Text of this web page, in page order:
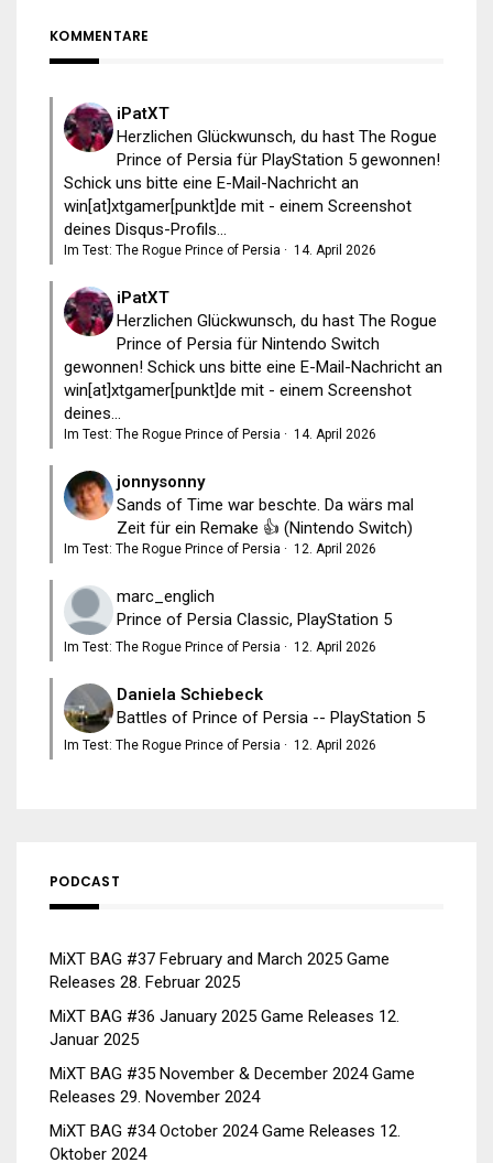
KOMMENTARE
iPatXT
Herzlichen Glückwunsch, du hast The Rogue
Prince of Persia für PlayStation 5 gewonnen!
Schick uns bitte eine E-Mail-Nachricht an
win[at]xtgamer[punkt]de mit - einem Screenshot
deines Disqus-Profils...
Im Test: The Rogue Prince of Persia · 14. April 2026
iPatXT
Herzlichen Glückwunsch, du hast The Rogue
Prince of Persia für Nintendo Switch
gewonnen! Schick uns bitte eine E-Mail-Nachricht an
win[at]xtgamer[punkt]de mit - einem Screenshot
deines...
Im Test: The Rogue Prince of Persia · 14. April 2026
jonnysonny
Sands of Time war beschte. Da wärs mal
Zeit für ein Remake 👍 (Nintendo Switch)
Im Test: The Rogue Prince of Persia · 12. April 2026
marc_englich
Prince of Persia Classic, PlayStation 5
Im Test: The Rogue Prince of Persia · 12. April 2026
Daniela Schiebeck
Battles of Prince of Persia -- PlayStation 5
Im Test: The Rogue Prince of Persia · 12. April 2026
PODCAST
MiXT BAG #37 February and March 2025 Game
Releases 28. Februar 2025
MiXT BAG #36 January 2025 Game Releases 12.
Januar 2025
MiXT BAG #35 November & December 2024 Game
Releases 29. November 2024
MiXT BAG #34 October 2024 Game Releases 12.
Oktober 2024